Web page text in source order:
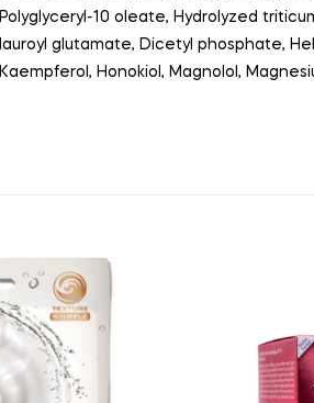
Polyglyceryl-10 oleate, Hydrolyzed
lauroyl glutamate, Dicetyl phosphate,
Kaempferol, Honokiol, Magnolol,